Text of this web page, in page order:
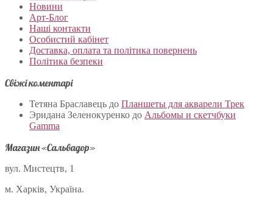
Новини
Арт-Блог
Наші контакти
Особистий кабінет
Доставка, оплата та політика повернень
Політика безпеки
Свіжі коментарі
Тетяна Браславець до Планшеты для акварели Трек
Эридана Зеленокуренко до Альбомы и скетчбуки
Gamma
Магазин «Сальвадор»
вул. Мистецтв, 1
м. Харків, Україна.